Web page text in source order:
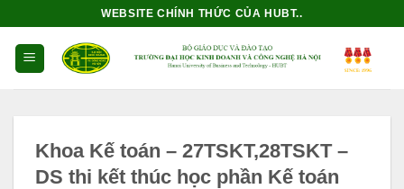
dung
WEBSITE CHÍNH THỨC CỦA HUBT..
Khoa Kế toán – 27TSKT,28TSKT –
DS thi kết thúc học phần Kế toán